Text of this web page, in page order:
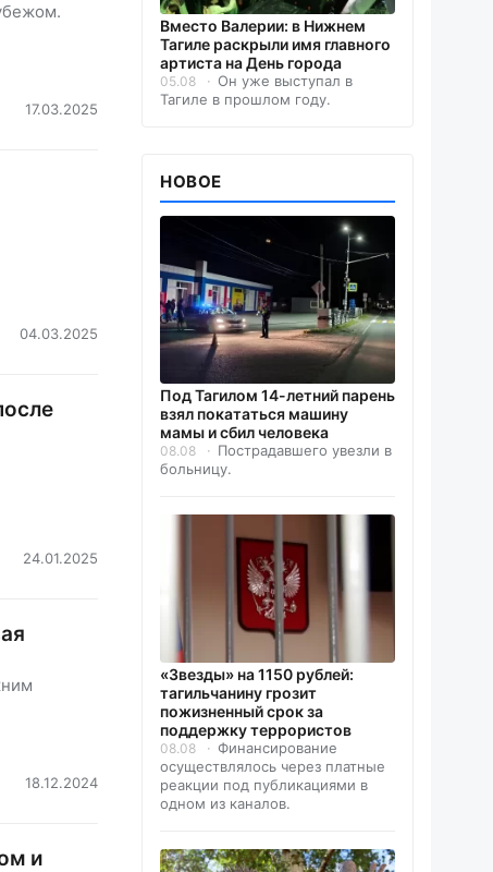
17.03.2025
04.03.2025
24.01.2025
18.12.2024
и
Вместо Валерии: в Нижнем
Тагиле раскрыли имя главного
артиста на День города
05.08
Он уже выступал в
Тагиле в прошлом году.
НОВОЕ
Под Тагилом 14-летний парень
взял покататься машину
мамы и сбил человека
08.08
Пострадавшего увезли в
больницу.
«Звезды» на 1150 рублей:
тагильчанину грозит
пожизненный срок за
поддержку террористов
08.08
Финансирование
осуществлялось через платные
реакции под публикациями в
одном из каналов.